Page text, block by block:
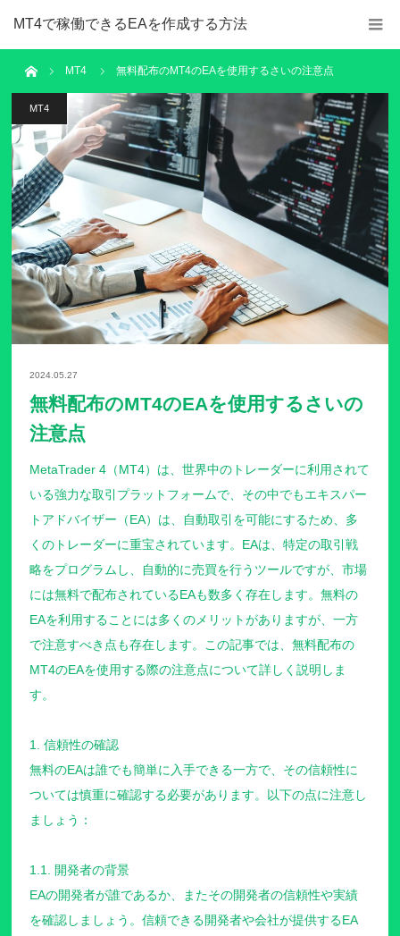
MT4で稼働できるEAを作成する方法
ホーム MT4 無料配布のMT4のEAを使用するさいの注意点
MT4
2024.05.27
無料配布のMT4のEAを使用するさいの
注意点
MetaTrader 4（MT4）は、世界中のトレーダーに利用されて
いる強力な取引プラットフォームで、その中でもエキスパー
トアドバイザー（EA）は、自動取引を可能にするため、多
くのトレーダーに重宝されています。EAは、特定の取引戦
略をプログラムし、自動的に売買を行うツールですが、市場
には無料で配布されているEAも数多く存在します。無料の
EAを利用することには多くのメリットがありますが、一方
で注意すべき点も存在します。この記事では、無料配布の
MT4のEAを使用する際の注意点について詳しく説明しま
す。
1. 信頼性の確認
無料のEAは誰でも簡単に入手できる一方で、その信頼性に
ついては慎重に確認する必要があります。以下の点に注意し
ましょう：
1.1. 開発者の背景
EAの開発者が誰であるか、またその開発者の信頼性や実績
を確認しましょう。信頼できる開発者や会社が提供するEA